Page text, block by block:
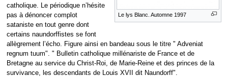
Le lys Blanc. Automne 1997
catholique. Le périodique n’hésite
pas à dénoncer complot
sataniste en tout genre dont
certains naundorffistes se font
allègrement l’écho. Figure ainsi en bandeau sous le titre " Adveniat
regnum tuum". " Bulletin catholique millénariste de France et de
Bretagne au service du Christ-Roi, de Marie-Reine et des princes de la
survivance, les descendants de Louis XVII dit Naundorff".